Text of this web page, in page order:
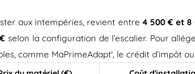
aux intempéries, revient entre 4 500 € et 8
selon la configuration de l’escalier. Pour
comme MaPrimeAdapt', le crédit d’impôt